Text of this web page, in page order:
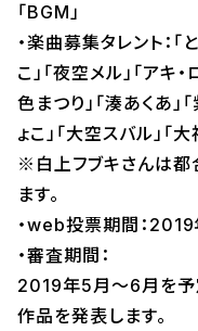
「BGM」
・楽曲募集タレント：「
こ」「夜空メル」「アキ
色まつり」「湊あくあ」
ょこ」「大空スバル」「
※白上フブキさんは都
ます。
・web投票期間：
・審査期間：
2019年5月～6月を予
作品を発表します。